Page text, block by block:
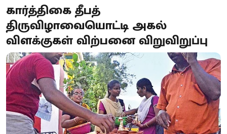
கார்த்திகை தீபத்
திருவிழாவையொட்டி அகல்
விளக்குகள் விற்பனை விறுவிறுப்பு